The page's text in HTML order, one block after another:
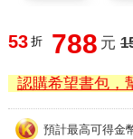
53 折 788 元
認購希望書包，
預計最高可得金